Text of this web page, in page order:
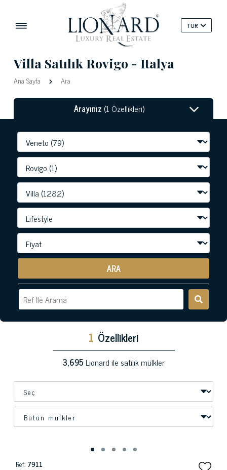
TUR
Villa Satılık Rovigo - Italya
Ana Sayfa Ara
Arayınız (1 Özellikleri)
ARA
1 Özellikleri
3,695Lionard ile satılık mülkler
Ref: 7911